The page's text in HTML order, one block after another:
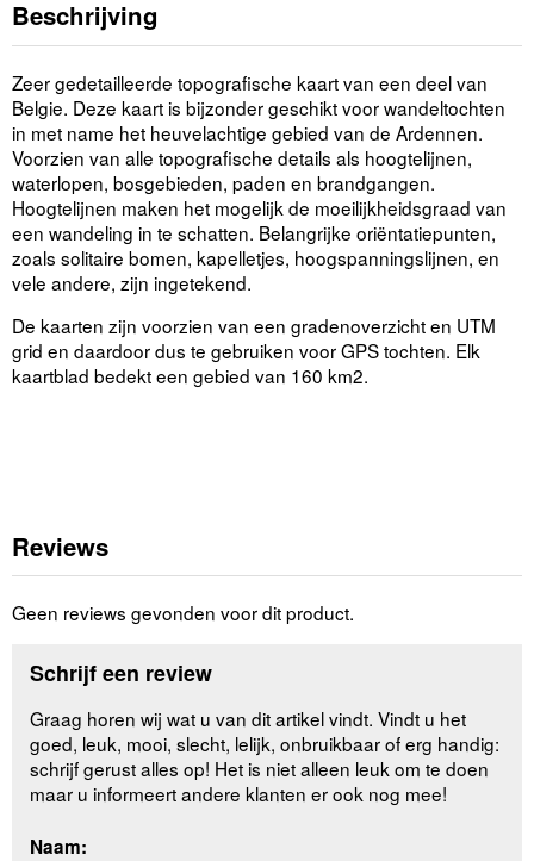
Beschrijving
Zeer gedetailleerde topografische kaart van een deel van
Belgie. Deze kaart is bijzonder geschikt voor wandeltochten
in met name het heuvelachtige gebied van de Ardennen.
Voorzien van alle topografische details als hoogtelijnen,
waterlopen, bosgebieden, paden en brandgangen.
Hoogtelijnen maken het mogelijk de moeilijkheidsgraad van
een wandeling in te schatten. Belangrijke oriëntatiepunten,
zoals solitaire bomen, kapelletjes, hoogspanningslijnen, en
vele andere, zijn ingetekend.
De kaarten zijn voorzien van een gradenoverzicht en UTM
grid en daardoor dus te gebruiken voor GPS tochten. Elk
kaartblad bedekt een gebied van 160 km2.
Reviews
Geen reviews gevonden voor dit product.
Schrijf een review
Graag horen wij wat u van dit artikel vindt. Vindt u het
goed, leuk, mooi, slecht, lelijk, onbruikbaar of erg handig:
schrijf gerust alles op! Het is niet alleen leuk om te doen
maar u informeert andere klanten er ook nog mee!
Naam: